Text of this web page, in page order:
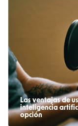
Las ventajas de
inteligencia
opción